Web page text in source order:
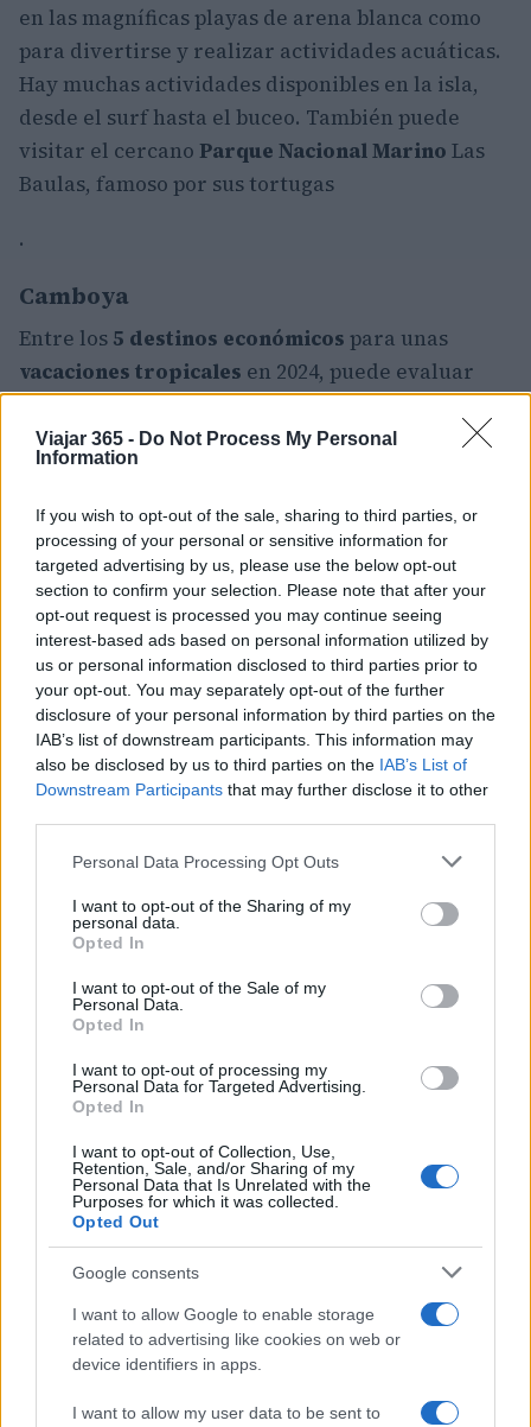
Viajar 365 - Do Not Process My Personal
Information
If you wish to opt-out of the sale, sharing to third parties, or
processing of your personal or sensitive information for
targeted advertising by us, please use the below opt-out
section to confirm your selection. Please note that after your
opt-out request is processed you may continue seeing
interest-based ads based on personal information utilized by
us or personal information disclosed to third parties prior to
your opt-out. You may separately opt-out of the further
disclosure of your personal information by third parties on the
IAB’s list of downstream participants. This information may
also be disclosed by us to third parties on the IAB’s List of
Downstream Participants that may further disclose it to other
Please note that this website/app uses one or more Google
not limited to your visit or usage behaviour. You may click to
grant or deny consent to Google and its third-party tags to
use your data for below specified purposes in below Google
consent section.
Personal Data Processing Opt Outs
I want to opt-out of the Sharing of my
personal data.
Opted In
I want to opt-out of the Sale of my
Personal Data.
Opted In
I want to opt-out of processing my
Personal Data for Targeted Advertising.
Opted In
I want to opt-out of Collection, Use,
Retention, Sale, and/or Sharing of my
Personal Data that Is Unrelated with the
Purposes for which it was collected.
Opted Out
Google consents
I want to allow Google to enable storage
related to advertising like cookies on web or
device identifiers in apps.
I want to allow my user data to be sent to
en las magníficas playas de arena blanca como
para divertirse y realizar actividades acuáticas.
Hay muchas actividades disponibles en la isla,
desde el surf hasta el buceo. También puede
visitar el cercano Parque Nacional Marino Las
Baulas, famoso por sus tortugas
.
Camboya
Entre los 5 destinos económicos para unas
vacaciones tropicales en 2024, puede evaluar
Camboya. Entre los destinos exóticos más
conocidos de Camboya se encuentra sin duda la
isla deKoh Rong
paisaje verdaderamente único y mágico
Uno de los principales atractivos de este lugar es
el islote deKoh Rong Samloem, muy famoso por
sus fondos marinos y por el buceo que
recordarás para siempre.